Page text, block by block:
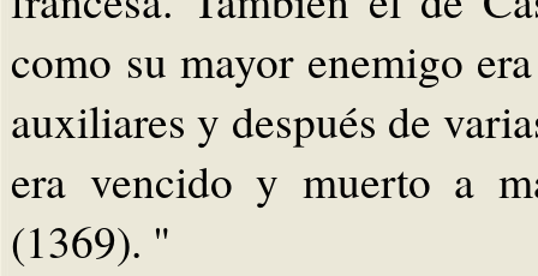
como su mayor enemigo
auxiliares y después de
era vencido y muerto a
(1369). "